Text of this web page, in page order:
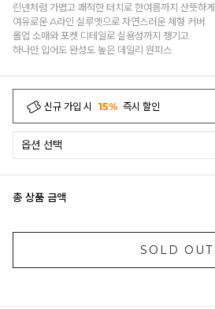
린넨처럼 가볍고 쾌적한 터치로 한여름까지 산뜻하게
여유로운 A라인 실루엣으로 자연스러운 체형 커버
롤업 소매와 포켓 디테일로 실용성까지 챙기고
하나만 입어도 완성도 높은 데일리 원피스
신규 가입 시 15% 즉시 할인
총 상품 금액
SOLD OUT